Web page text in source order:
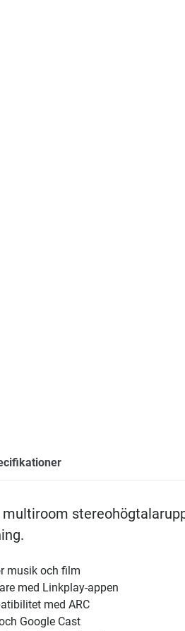
musik och film
med Linkplay-appen
med ARC
Google Cast